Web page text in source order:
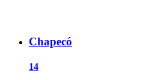
Chapecó
14